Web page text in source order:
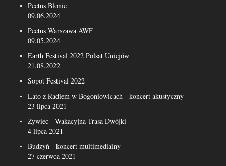
Pectus Błonie
09.06.2024
Pectus Warszawa AWF
09.05.2024
Earth Festival 2022 Polsat Uniejów
21.08.2022
Sopot Festival 2022
Lato z Radiem w Bogoniowicach - koncert akustyczny
23 lipca 2021
Żywiec - Wakacyjna Trasa Dwójki
4 lipca 2021
Budzyń - koncert multimedialny
27 czerwca 2021